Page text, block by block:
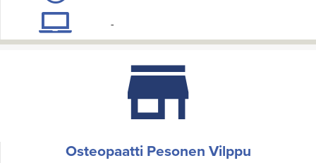
-
Osteopaatti Pesonen Vilppu